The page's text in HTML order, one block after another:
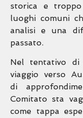
storica e
luoghi comuni
analisi e una
passato.
Nel tentativo di
viaggio verso
di
Comitato sta
come tappa